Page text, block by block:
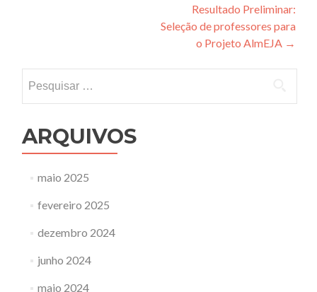
Resultado Preliminar:
Seleção de professores para
o Projeto AlmEJA →
por:
ARQUIVOS
maio 2025
fevereiro 2025
dezembro 2024
junho 2024
maio 2024